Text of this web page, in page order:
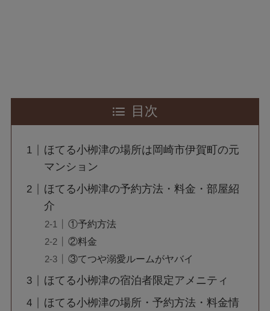
目次
ほてる小栁津の場所は岡崎市伊賀町の元
マンション
ほてる小栁津の予約方法・料金・部屋紹
介
①予約方法
②料金
③てつや溺愛ルームがヤバイ
ほてる小栁津の宿泊者限定アメニティ
ほてる小栁津の場所・予約方法・料金情